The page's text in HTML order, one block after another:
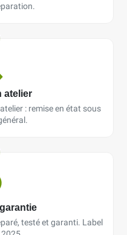
atelier
: remise en état sous
testé et garanti. Label